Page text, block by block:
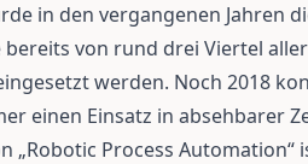
in den vergangenen Jahren
von rund drei Viertel aller
werden. Noch 2018
einen Einsatz in absehbarer
„Robotic Process Automation“